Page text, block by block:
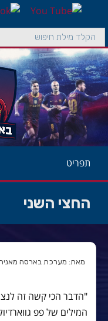
תפריט
החצי השני
מאת: מערכת בארסה מאניה | 07/07/2016 |
"הדבר הכי קשה זה
המילים של פפ